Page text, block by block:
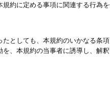
約に定める事項に関連する行為
としても、本規約のいかなる条
、本規約の当事者に誘導し、解